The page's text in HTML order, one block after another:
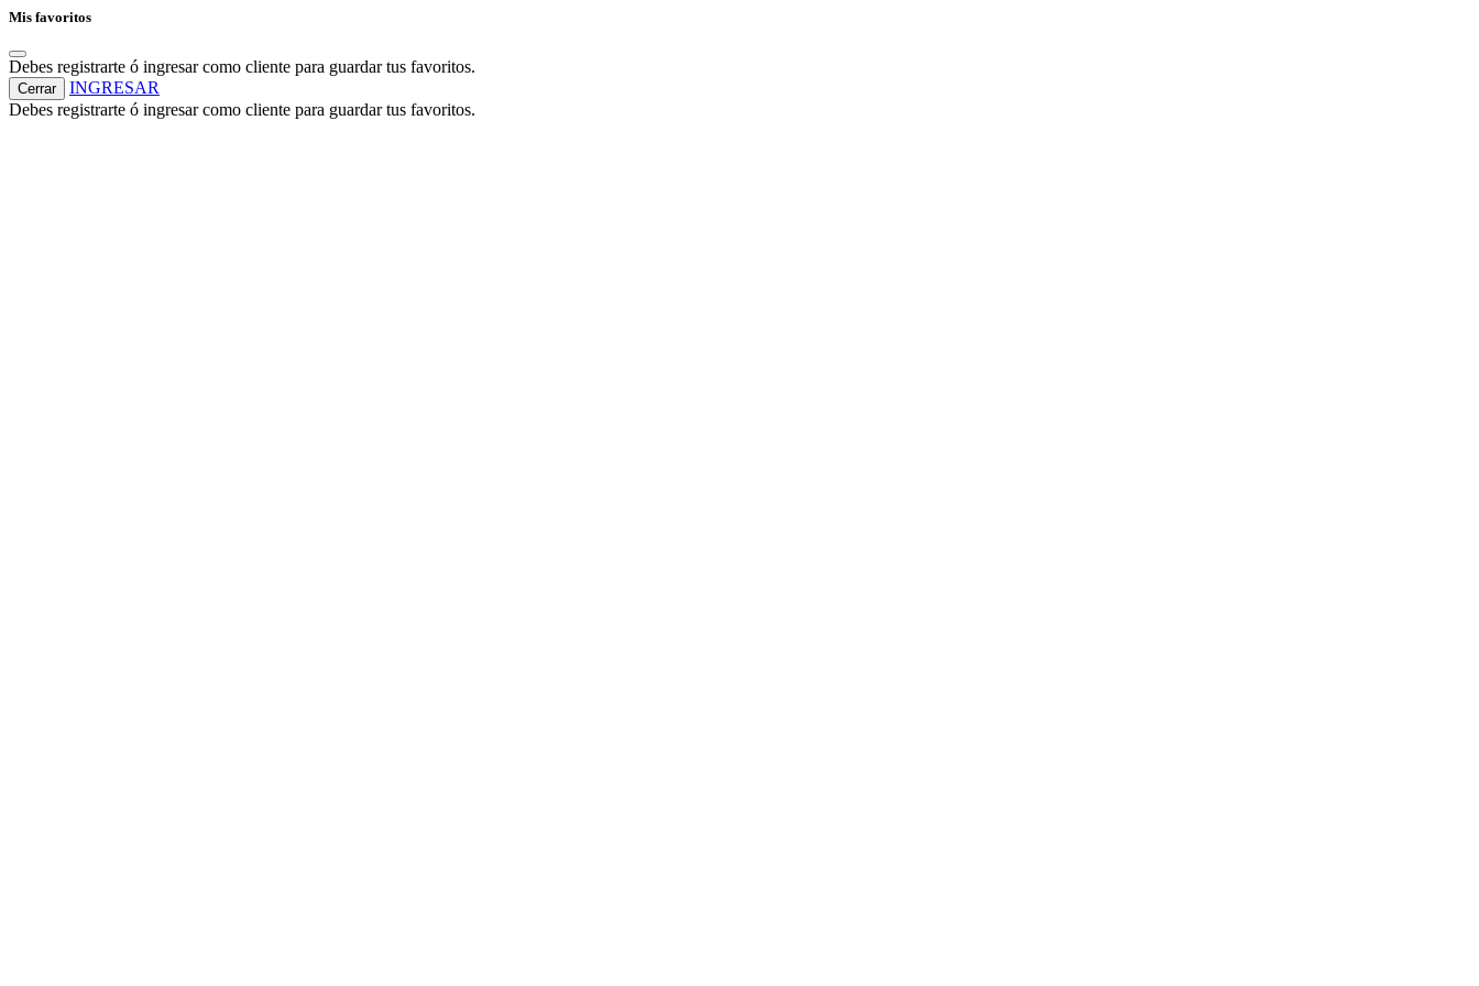
Mis favoritos
Debes registrarte ó ingresar como cliente para guardar tus favoritos.
Cerrar
INGRESAR
Debes registrarte ó ingresar como cliente para guardar tus favoritos.